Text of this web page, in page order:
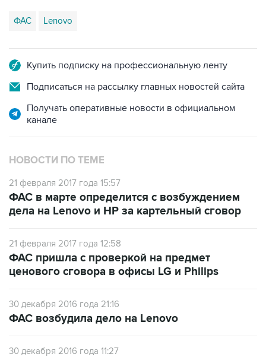
ФАС Lenovo
Купить подписку на профессиональную ленту
Подписаться на рассылку главных новостей сайта
Получать оперативные новости в официальном
канале
НОВОСТИ ПО ТЕМЕ
21 февраля 2017 года 15:57
ФАС в марте определится с возбуждением
дела на Lenovo и HP за картельный сговор
21 февраля 2017 года 12:58
ФАС пришла с проверкой на предмет
ценового сговора в офисы LG и Philips
30 декабря 2016 года 21:16
ФАС возбудила дело на Lenovo
30 декабря 2016 года 11:27